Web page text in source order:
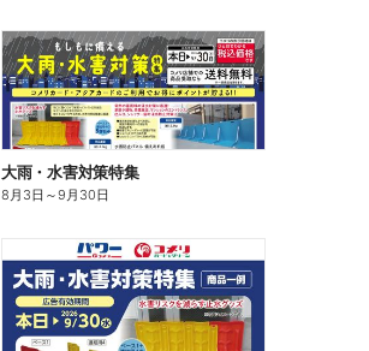
大雨・水害対策特集
8月3日 ～9月30日